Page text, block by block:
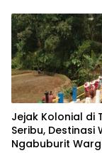
Jejak Kolonial di
Seribu, Destinasi
Ngabuburit